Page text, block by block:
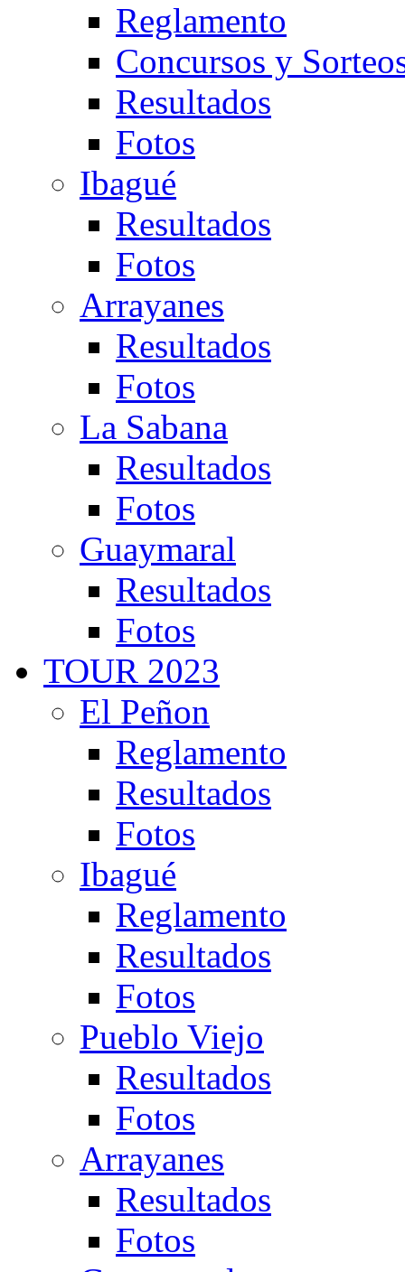
Reglamento
Concursos y
Resultados
Fotos
Ibagué
Resultados
Fotos
Arrayanes
Resultados
Fotos
La Sabana
Resultados
Fotos
Guaymaral
Resultados
Fotos
TOUR 2023
El Peñon
Reglamento
Resultados
Fotos
Ibagué
Reglamento
Resultados
Fotos
Pueblo Viejo
Resultados
Fotos
Arrayanes
Resultados
Fotos